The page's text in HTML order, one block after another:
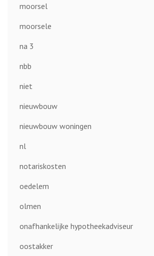
moorsel
moorsele
na 3
nbb
niet
nieuwbouw
nieuwbouw woningen
nl
notariskosten
oedelem
olmen
onafhankelijke hypotheekadviseur
oostakker